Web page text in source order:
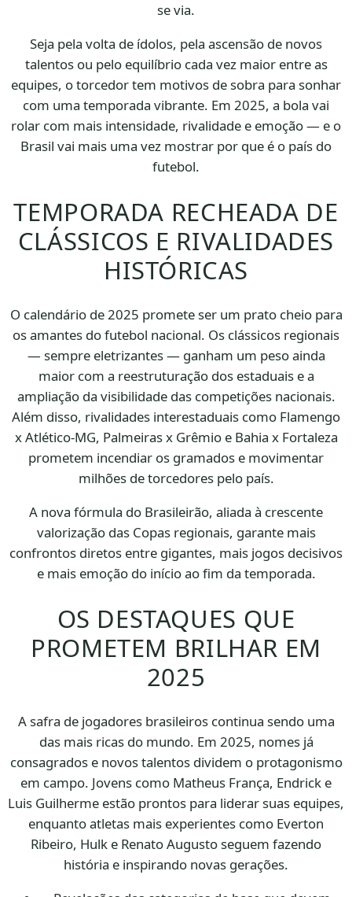
se via.
Seja pela volta de ídolos, pela ascensão de novos
talentos ou pelo equilíbrio cada vez maior entre as
equipes, o torcedor tem motivos de sobra para sonhar
com uma temporada vibrante. Em 2025, a bola vai
rolar com mais intensidade, rivalidade e emoção — e o
Brasil vai mais uma vez mostrar por que é o país do
futebol.
TEMPORADA RECHEADA DE
CLÁSSICOS E RIVALIDADES
HISTÓRICAS
O calendário de 2025 promete ser um prato cheio para
os amantes do futebol nacional. Os clássicos regionais
— sempre eletrizantes — ganham um peso ainda
maior com a reestruturação dos estaduais e a
ampliação da visibilidade das competições nacionais.
Além disso, rivalidades interestaduais como Flamengo
x Atlético-MG, Palmeiras x Grêmio e Bahia x Fortaleza
prometem incendiar os gramados e movimentar
milhões de torcedores pelo país.
A nova fórmula do Brasileirão, aliada à crescente
valorização das Copas regionais, garante mais
confrontos diretos entre gigantes, mais jogos decisivos
e mais emoção do início ao fim da temporada.
OS DESTAQUES QUE
PROMETEM BRILHAR EM
2025
A safra de jogadores brasileiros continua sendo uma
das mais ricas do mundo. Em 2025, nomes já
consagrados e novos talentos dividem o protagonismo
em campo. Jovens como Matheus França, Endrick e
Luis Guilherme estão prontos para liderar suas equipes,
enquanto atletas mais experientes como Everton
Ribeiro, Hulk e Renato Augusto seguem fazendo
história e inspirando novas gerações.